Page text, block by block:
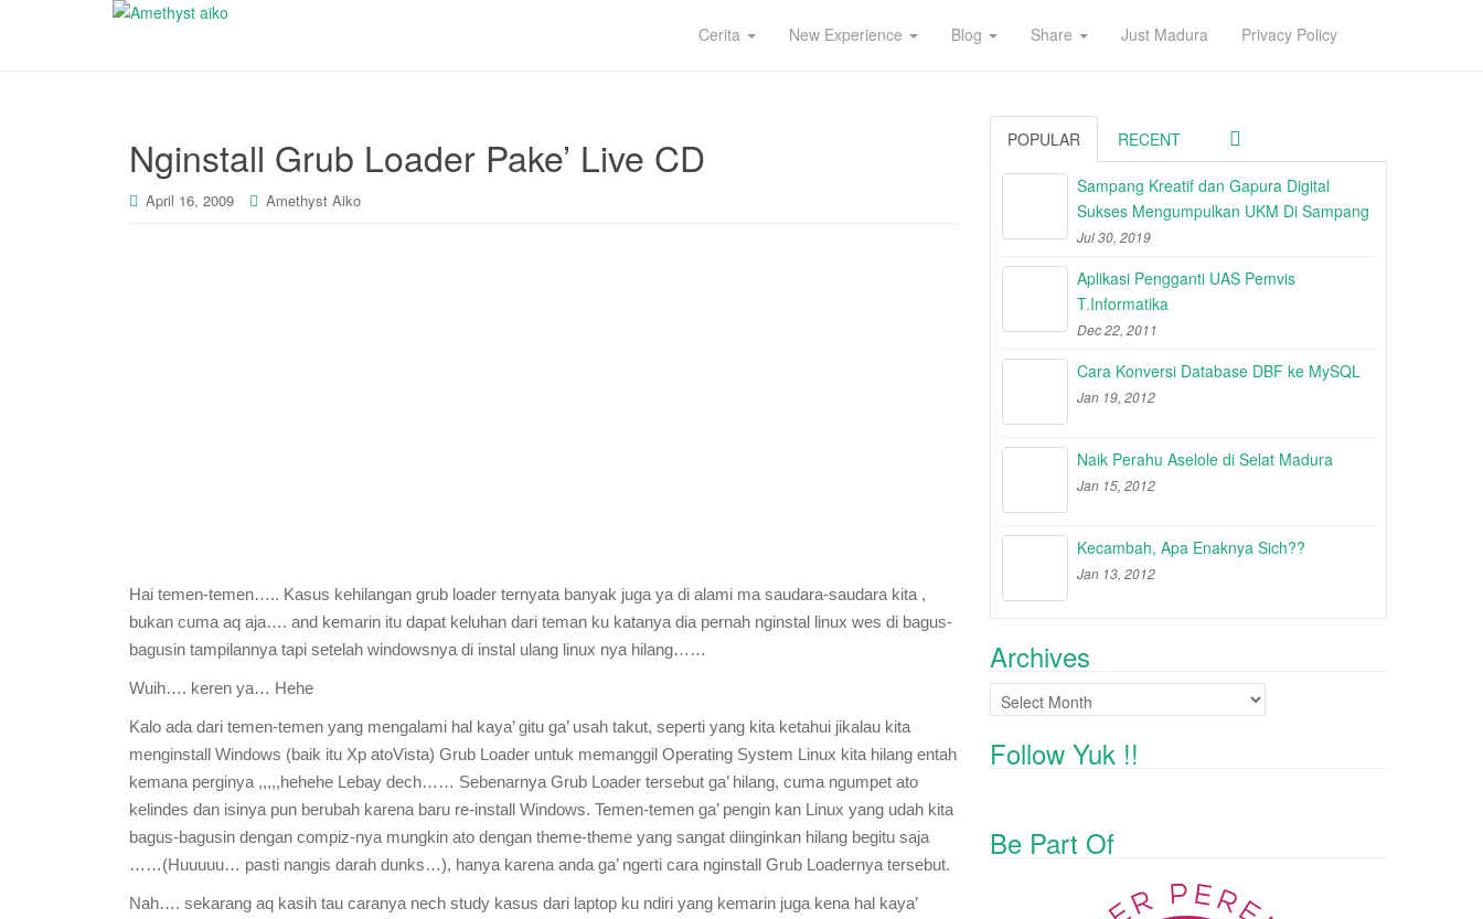
Cerita New Experience Blog Share Just Madura Privacy Policy
Nginstall Grub Loader Pake’ Live CD
April 16, 2009 Amethyst Aiko
Hai temen-temen….. Kasus kehilangan grub loader ternyata banyak juga ya di alami ma saudara-saudara kita ,
bukan cuma aq aja…. and kemarin itu dapat keluhan dari teman ku katanya dia pernah nginstal linux wes di bagus-
bagusin tampilannya tapi setelah windowsnya di instal ulang linux nya hilang……
Wuih…. keren ya… Hehe
Kalo ada dari temen-temen yang mengalami hal kaya’ gitu ga’ usah takut, seperti yang kita ketahui jikalau kita
menginstall Windows (baik itu Xp atoVista) Grub Loader untuk memanggil Operating System Linux kita hilang entah
kemana perginya ,,,,,hehehe Lebay dech…… Sebenarnya Grub Loader tersebut ga’ hilang, cuma ngumpet ato
kelindes dan isinya pun berubah karena baru re-install Windows. Temen-temen ga’ pengin kan Linux yang udah kita
bagus-bagusin dengan compiz-nya mungkin ato dengan theme-theme yang sangat diinginkan hilang begitu saja
……(Huuuuu… pasti nangis darah dunks…), hanya karena anda ga’ ngerti cara nginstall Grub Loadernya tersebut.
Nah…. sekarang aq kasih tau caranya nech study kasus dari laptop ku ndiri yang kemarin juga kena hal kaya’
POPULAR RECENT
Sampang Kreatif dan Gapura Digital
Sukses Mengumpulkan UKM Di Sampang
Jul 30, 2019
Aplikasi Pengganti UAS Pemvis
T.Informatika
Dec 22, 2011
Cara Konversi Database DBF ke MySQL
Jan 19, 2012
Naik Perahu Aselole di Selat Madura
Jan 15, 2012
Kecambah, Apa Enaknya Sich??
Jan 13, 2012
Archives
Archives
Follow Yuk !!
Be Part Of